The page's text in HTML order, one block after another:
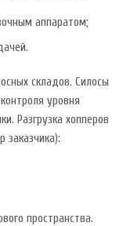
аппаратом;
складов. Силосы
уровня
Разгрузка хопперов
заказчика):
пространства.